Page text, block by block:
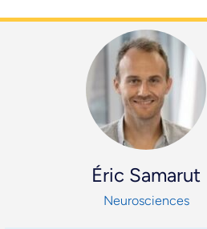
Éric Samarut
Neurosciences